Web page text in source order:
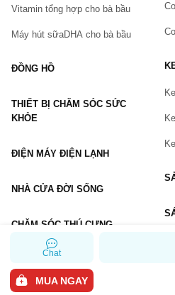
Chat
MUA NGAY
Vấn đề(*)
GỬI BÁO
Vitamin tổng hợp cho bà bầu
Máy hút sữaDHA cho bà bầu
ĐỒNG HỒ
THIẾT BỊ CHĂM SÓC SỨC
KHỎE
ĐIỆN MÁY ĐIỆN LẠNH
NHÀ CỬA ĐỜI SỐNG
CHĂM SÓC THÚ CƯNG